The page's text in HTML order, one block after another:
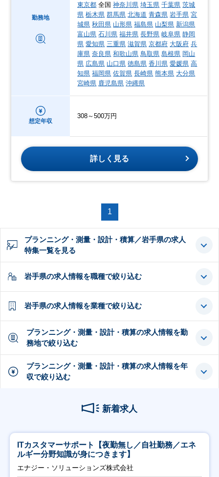
勤務地
東京都 全国神奈川県 埼玉県 千葉県 茨城
県 栃木県 群馬県 北海道 青森県 岩手県 宮
城県 秋田県 山形県 福島県 山梨県 新潟県
富山県 石川県 福井県 長野県 岐阜県 静岡
県 愛知県 三重県 滋賀県 京都府 大阪府 兵
庫県 奈良県 和歌山県 鳥取県 島根県 岡山
県 広島県 山口県 徳島県 香川県 愛媛県 高
知県 福岡県 佐賀県 長崎県 熊本県 大分県
宮崎県 鹿児島県 沖縄県
想定年収
308～500万円
詳しく見る
1
プランニング・測量・設計・積算／岩手県の求人
特集一覧を見る
岩手県の求人情報を職種で絞り込む
岩手県の求人情報を業種で絞り込む
プランニング・測量・設計・積算の求人情報を勤
務地で絞り込む
プランニング・測量・設計・積算の求人情報を年
収で絞り込む
新着求人
ITカスタマーサポート【夜勤無し／自社勤務／エネ
ルギー分野知識が身につきます】
エナジー・ソリューションズ株式会社